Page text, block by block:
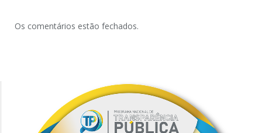
Os comentários estão fechados.